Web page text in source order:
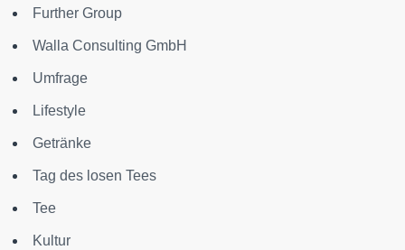
Further Group
Walla Consulting GmbH
Umfrage
Lifestyle
Getränke
Tag des losen Tees
Tee
Kultur